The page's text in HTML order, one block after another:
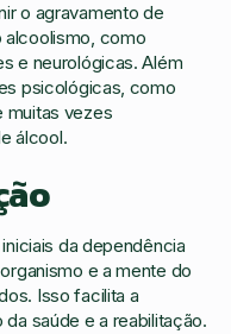
o agravamento de
alcoolismo, como
e neurológicas. Além
psicológicas, como
muitas vezes
álcool.
da dependência
e a mente do
Isso facilita a
saúde e a reabilitação.